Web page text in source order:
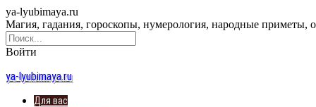
ya-lyubimaya.ru
Магия, гадания, гороскопы, нумерология, народные приметы,
Войти
ya-lyubimaya.ru
Для вас